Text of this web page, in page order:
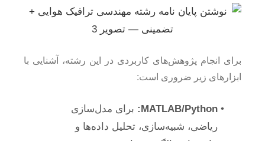
برای انجام پژوهش‌های کاربردی در این رشته، آشنایی با
ابزارهای زیر ضروری است:
MATLAB/Python:
برای مدل‌سازی
ریاضی، شبیه‌سازی، تحلیل داده‌ها و